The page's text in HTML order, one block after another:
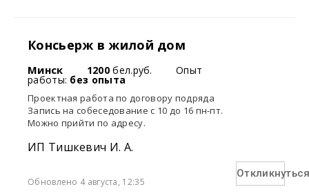
Консьерж в жилой дом
Минск 1200 бел.руб. Опыт
работы: без опыта
Проектная работа по договору подряда
Запись на собеседование с 10 до 16 пн-пт.
Можно прийти по адресу.
ИП Тишкевич И. А.
Обновлено 4 августа, 12:35